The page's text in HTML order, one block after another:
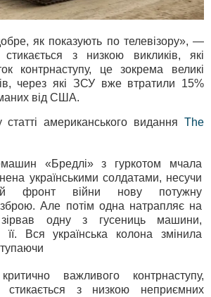
як показують по телевізору», —
стикається з низкою викликів, які
контрнаступу, це зокрема великі
через які ЗСУ вже втратили 15%
від США.
американського видання The
«Бредлі» з гуркотом мчала
українськими солдатами, несучи
фронт війни нову потужну
Але потім одна натрапляє на
одну з гусениць машини,
Вся українська колона змінила
важливого контрнаступу,
стикається з низкою неприємних